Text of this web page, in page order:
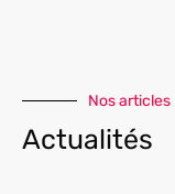
Nos articles
Actualités